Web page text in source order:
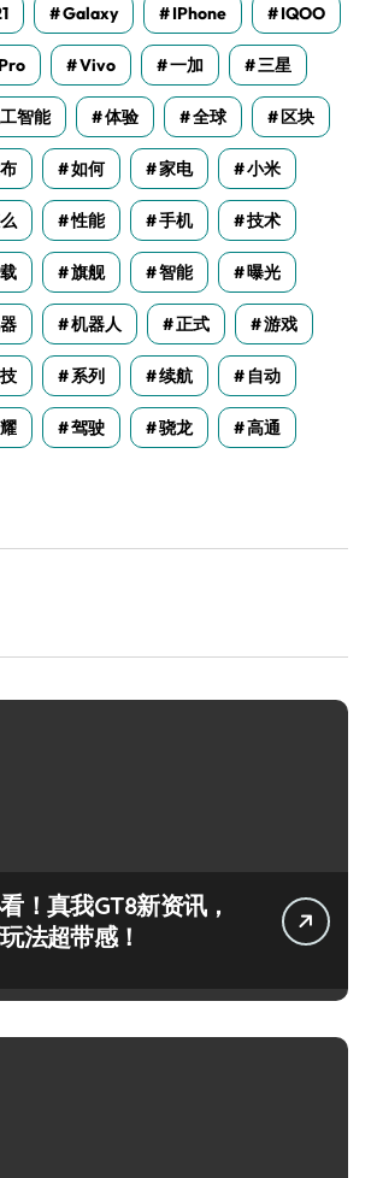
Galaxy IPhone IQOO
Pro Vivo 一加 三星
智能 体验 全球 区块
如何 家电 小米
性能 手机 技术
旗舰 智能 曝光
机器人 正式 游戏
系列 续航 自动
驾驶 骁龙 高通
！真我GT8新资讯，
法超带感！